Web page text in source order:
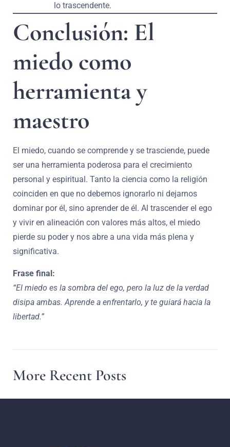
lo trascendente.
Conclusión: El
miedo como
herramienta y
maestro
El miedo, cuando se comprende y se trasciende, puede
ser una herramienta poderosa para el crecimiento
personal y espiritual. Tanto la ciencia como la religión
coinciden en que no debemos ignorarlo ni dejarnos
dominar por él, sino aprender de él. Al trascender el ego
y vivir en alineación con valores más altos, el miedo
pierde su poder y nos abre a una vida más plena y
significativa.
Frase final:
“El miedo es la sombra del ego, pero la luz de la verdad
disipa ambas. Aprende a enfrentarlo, y te guiará hacia la
libertad.”
More Recent Posts